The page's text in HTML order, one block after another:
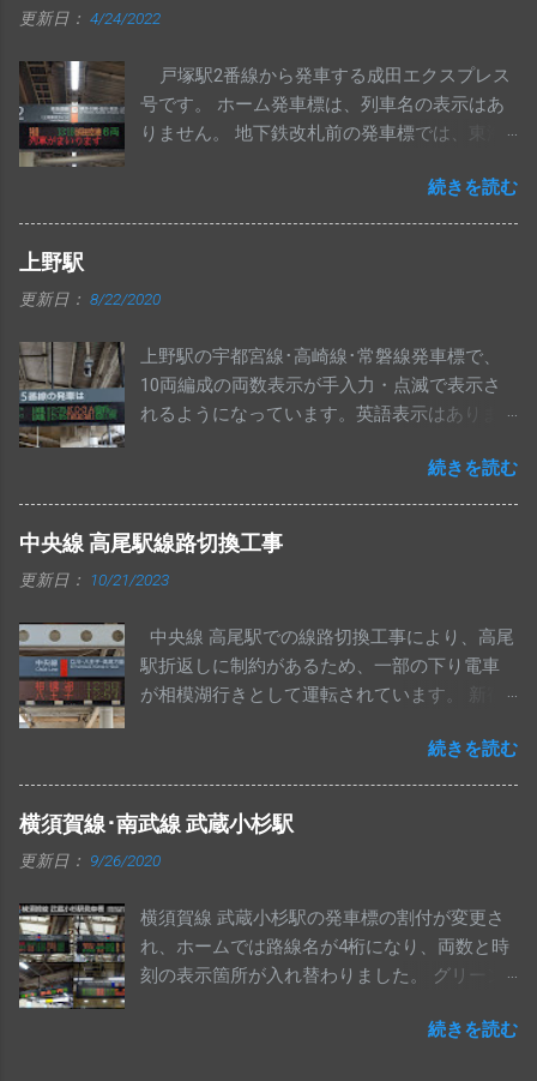
に、浜川崎行き列車が表示されるようになり
きの先発列車で固定になっているものと思わ
れます。 手入力の「 八丁畷・浜川崎方面 」と
ナンバリング[ JN54 ]も表示されています。
更新日： 4/24/2022
戸塚駅2番線から発車する成田エクスプレス
号です。 ホーム発車標は、列車名の表示はあ
りません。 地下鉄改札前の発車標では、東海
続きを読む
上野駅
更新日： 8/22/2020
上野駅の宇都宮線･高崎線･常磐線発車標で、
10両編成の両数表示が手入力・点滅で表示さ
れるようになっています。英語表示はありま
は、従来どおりの表示で変更ありません。
続きを読む
中央線 高尾駅線路切換工事
更新日： 10/21/2023
中央線 高尾駅での線路切換工事により、高尾
駅折返しに制約があるため、一部の下り電車
が相模湖行きとして運転されています。 新宿
く明朝体で表示されていました。 武蔵小金井
駅発車標の行先6桁表示です。 レア行先でもき
ちんと画素が用意されているのは、初期に
ATOSが導入された中央線ならではかもしれま
せん。 中央特快 相模湖行きが夕方に1本のみ
後となります。 写真は東京・神田駅の発車標
です。 高尾駅 高圧電気設備工事のため、中央
線上りの一部列車が相模湖止まりとなってい
標です。 四方津駅の発車標では、相模湖行き
続きを読む
横須賀線･南武線 武蔵小杉駅
更新日： 9/26/2020
横須賀線 武蔵小杉駅の発車標の割付が変更さ
れ、ホームでは路線名が4桁になり、両数と時
刻の表示箇所が入れ替わりました。 グリーン
す。 コンコース発車標の割付も、同様に変更
続きを読む